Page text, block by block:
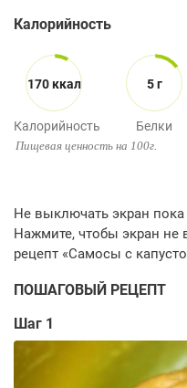
Калорийность
170 ккал
Калорийность
5 г
Белки
Пищевая ценность на 100г.
ПОШАГОВЫЙ РЕЦЕПТ
Шаг 1